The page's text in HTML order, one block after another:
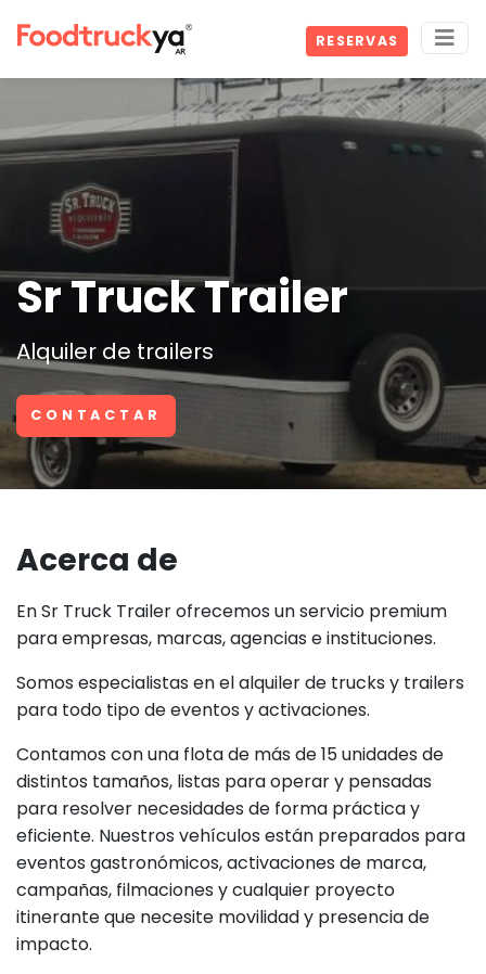
RESERVAS
Sr Truck Trailer
Alquiler de trailers
CONTACTAR
Acerca de
En Sr Truck Trailer ofrecemos un servicio premium
para empresas, marcas, agencias e instituciones.
Somos especialistas en el alquiler de trucks y trailers
para todo tipo de eventos y activaciones.
Contamos con una flota de más de 15 unidades de
distintos tamaños, listas para operar y pensadas
para resolver necesidades de forma práctica y
eficiente. Nuestros vehículos están preparados para
eventos gastronómicos, activaciones de marca,
campañas, filmaciones y cualquier proyecto
itinerante que necesite movilidad y presencia de
impacto.